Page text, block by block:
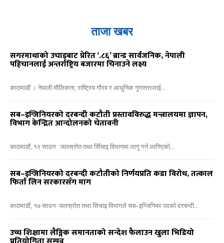
ताजा खबर
सगरमाथाको उचाइबाट प्रेरित ‘.८६’ ब्रान्ड सार्वजनिक, नेपाली
पहिचानलाई अन्तर्राष्ट्रिय बजारमा चिनाउने लक्ष्य
काठमाडौं । नेपाली मौलिकता, राष्ट्रिय गौरव र आधुनिक गुणस्तरलाई...
सब–इन्जिनियरको दरबन्दी कटौती प्रस्तावविरुद्ध मन्त्रालयमा ज्ञापन,
विभाग केन्द्रित आन्दोलनको चेतावनी
काठमाडौं, १९ साउन जलस्रोत तथा सिँचाइ विभागमा लागू गर्न लागिएको...
सब–इन्जिनियरको दरबन्दी कटौतीको निर्णयप्रति कडा विरोध, तत्काल
फिर्ता लिन सरकारसँग माग
काठमाडौं, १७ साउन जलस्रोत तथा सिंचाइ विभागले सब–इन्जिनियर पदको दरबन्दी...
उच्च शिक्षामा लैङ्गिक समानताको सन्देश फैलाउन खुला भिडियो